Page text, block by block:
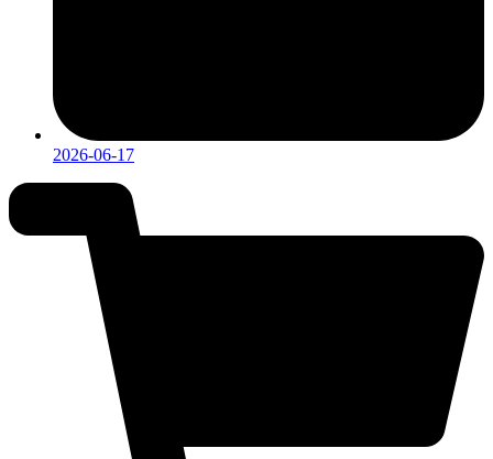
2026-06-17